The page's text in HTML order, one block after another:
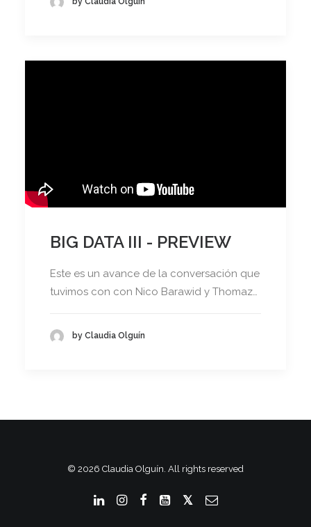
BIG DATA III - PREVIEW
Este es un avance de la conversación que
tuvimos con con Nico Barawid y Thomaz…
by Claudia Olguín
© 2026 Claudia Olguín. All rights reserved